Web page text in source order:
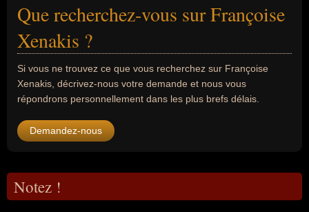
Que recherchez-vous sur Françoise
Xenakis ?
Si vous ne trouvez ce que vous recherchez sur Françoise
Xenakis, décrivez-nous votre demande et nous vous
répondrons personnellement dans les plus brefs délais.
Demandez-nous
Notez !